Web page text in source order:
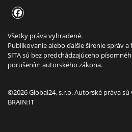
Všetky práva vyhradené.
Publikovanie alebo ďalšie šírenie správ
SITA sú bez predchádzajúceho
porušením autorského zákona.
©2026 Global24, s.r.o. Autorské práva
BRAIN:IT